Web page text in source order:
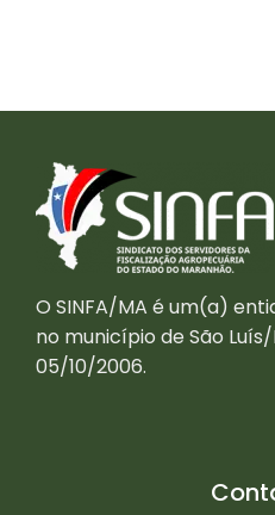
O SINFA/MA é um(a)
no município de São
05/10/2006.